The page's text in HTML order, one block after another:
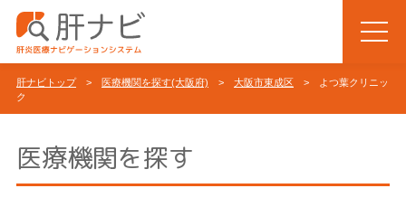
肝ナビトップ> 医療機関を探す(大阪府) > 大阪市東成区 > よつ葉クリニッ
ク
医療機関を探す